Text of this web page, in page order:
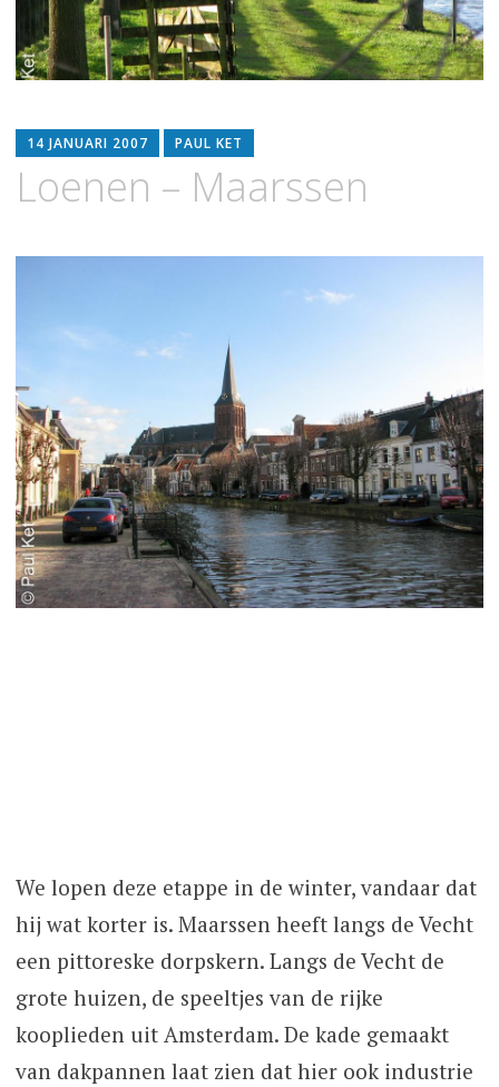
14 JANUARI 2007 PAUL KET
Loenen – Maarssen
We lopen deze etappe in de winter, vandaar dat
hij wat korter is. Maarssen heeft langs de Vecht
een pittoreske dorpskern. Langs de Vecht de
grote huizen, de speeltjes van de rijke
kooplieden uit Amsterdam. De kade gemaakt
van dakpannen laat zien dat hier ook industrie